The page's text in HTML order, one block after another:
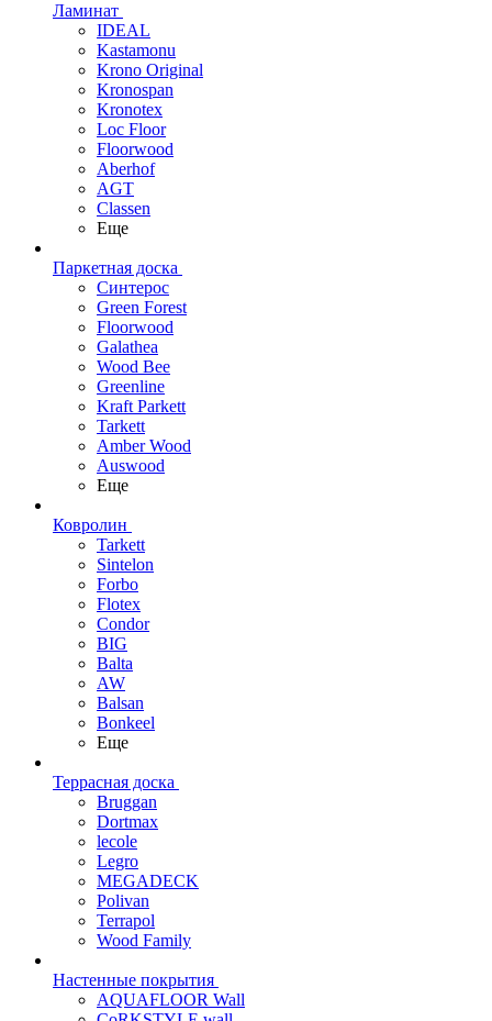
Ламинат
IDEAL
Kastamonu
Krono Original
Kronospan
Kronotex
Loc Floor
Floorwood
Aberhof
AGT
Classen
Еще
Паркетная доска
Синтерос
Green Forest
Floorwood
Galathea
Wood Bee
Greenline
Kraft Parkett
Tarkett
Amber Wood
Auswood
Еще
Ковролин
Tarkett
Sintelon
Forbo
Flotex
Condor
BIG
Balta
AW
Balsan
Bonkeel
Еще
Террасная доска
Bruggan
Dortmax
lecole
Legro
MEGADECK
Polivan
Terrapol
Wood Family
Настенные покрытия
AQUAFLOOR Wall